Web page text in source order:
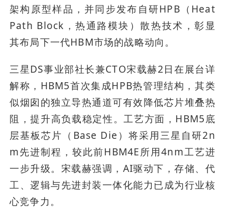
架构原型样品，并同步发布自研HPB（Heat
Path Block，热通路模块）散热技术，彰显
其布局下一代HBM市场的战略动向。
三星DS事业部社长兼CTO宋载赫2日在展台详
解称，HBM5首次集成HPB热管理结构，其类
似烟囱的独立导热通道可有效降低芯片堆叠热
阻，提升高负载稳定性。工艺方面，HBM5底
层基板芯片（Base Die）将采用三星自研2n
m先进制程，较此前HBM4E所用4nm工艺进
一步升级。宋载赫强调，AI驱动下，存储、代
工、逻辑与先进封装一体化能力已成为行业核
心竞争力。